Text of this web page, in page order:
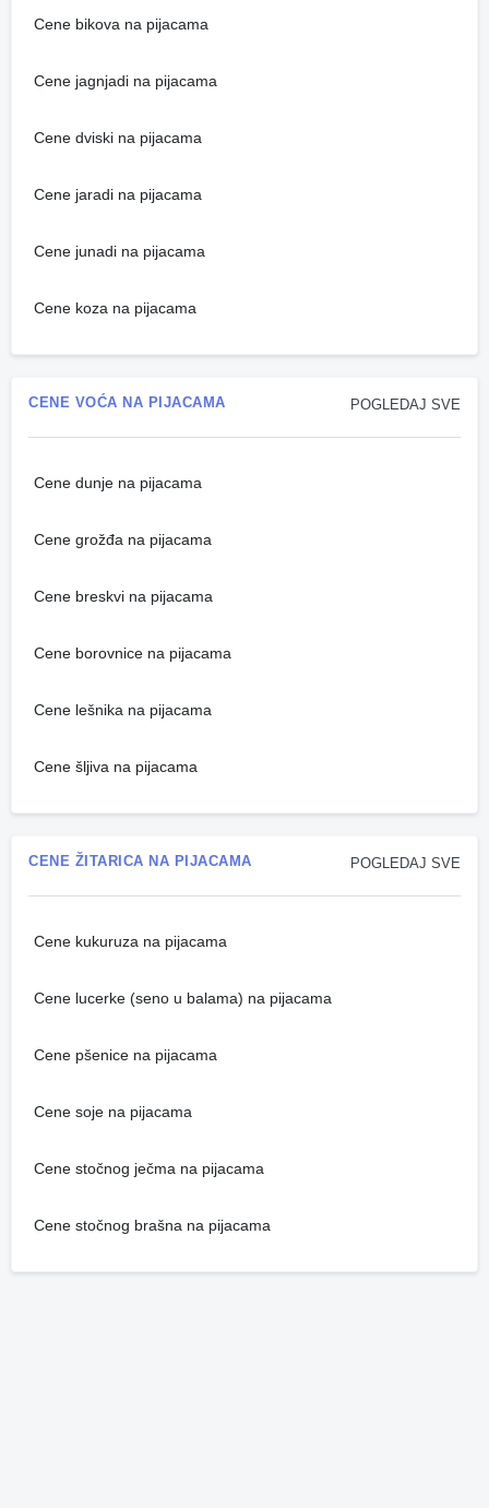
Cene bikova na pijacama
Cene jagnjadi na pijacama
Cene dviski na pijacama
Cene jaradi na pijacama
Cene junadi na pijacama
Cene koza na pijacama
POGLEDAJ SVE
CENE VOĆA NA PIJACAMA
Cene dunje na pijacama
Cene grožđa na pijacama
Cene breskvi na pijacama
Cene borovnice na pijacama
Cene lešnika na pijacama
Cene šljiva na pijacama
POGLEDAJ SVE
CENE ŽITARICA NA PIJACAMA
Cene kukuruza na pijacama
Cene lucerke (seno u balama) na pijacama
Cene pšenice na pijacama
Cene soje na pijacama
Cene stočnog ječma na pijacama
Cene stočnog brašna na pijacama